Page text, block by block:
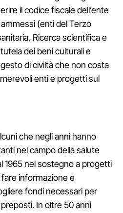
il codice fiscale dell’ente
(enti del Terzo
Ricerca scientifica e
dei beni culturali e
di civiltà che non costa
enti e progetti sul
che negli anni hanno
nel campo della salute
1965 nel sostegno a progetti
informazione e
fondi necessari per
In oltre 50 anni